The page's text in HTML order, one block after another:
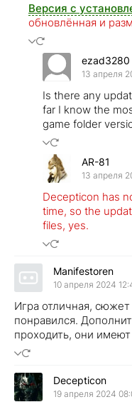
Версия с
обновлённая и
ezad3280
13 апреля
Is there any
far I know the
game folder
AR-81
13 апреля
Decepticon has
time, so the
files, yes.
Manifestoren
10 апреля 2024
Игра отличная,
понравился.
проходить, они
Decepticon
19 апреля 2024